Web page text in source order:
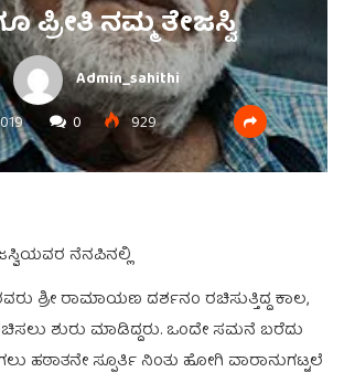
ಪ್ರೀತಿ ನಮ್ಮ ತೇಜಸ್ವಿ
Admin_sahithi
0 929
ನೆನಪಿನಲ್ಲಿ
ಶ್ರೀ ರಾಮಾಯಣ ದರ್ಶನಂ ರಚಿಸುತ್ತಿದ್ದ ಕಾಲ,
ರಚಿಸಲು ಶುರು ಮಾಡಿದ್ದರು. ಒಂದೇ ಸಮನೆ ಬರೆದು
ಹಠಾತನೇ ಸ್ಫೂರ್ತಿ ನಿಂತು ಹೋಗಿ ವಾರಾನುಗಟ್ಟಲೆ